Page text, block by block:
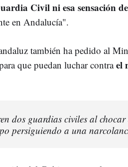
Civil ni esa sensación
en Andalucía".
también ha pedido al
que puedan luchar contrael
dos guardias civiles al
persiguiendo a una